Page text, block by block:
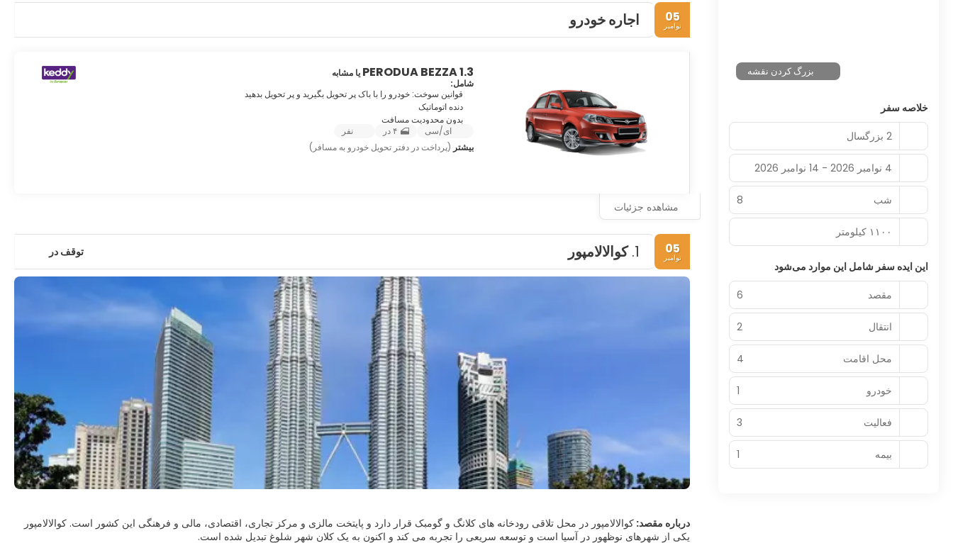
05
نوامبر اجاره خودرو
PERODUA BEZZA 1.3 یا مشابه
شامل:
قوانین سوخت: خودرو را با باک پر تحویل بگیرید و پر تحویل بدهید
دنده اتوماتیک
بدون محدودیت مسافت
ای/سی
۴ در
نفر
بیشتر (پرداخت در دفتر تحویل خودرو به مسافر)
مشاهده جزئیات
05
نوامبر 1. کوالالامپور توقف در
درباره مقصد: کوالالامپور در محل تلاقی رودخانه های کلانگ و گومبک قرار دارد و پایتخت مالزی و مرکز تجاری، اقتصادی، مالی و فرهنگی این کشور است. کوالالامپور
بزرگ کردن نقشه
خلاصه سفر
2 بزرگسال
4 نوامبر 2026 - 14 نوامبر 2026
شب‌ 8
۱۱۰۰ کیلومتر
این ایده سفر شامل این موارد می‌شود
مقصد
6
انتقال 2
محل اقامت 4
خودرو 1
فعالیت 3
بیمه 1